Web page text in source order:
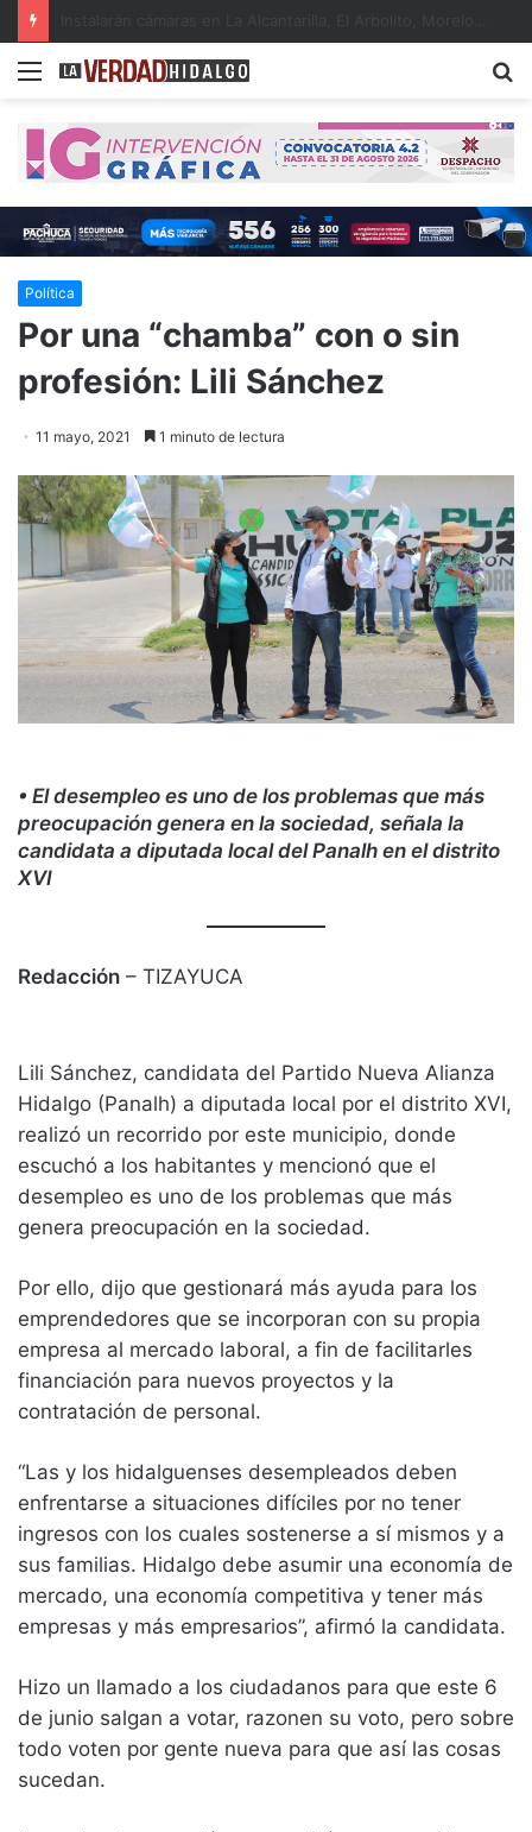
Menu
Política
Por una “chamba” con o sin
profesión: Lili Sánchez
11 mayo, 2021 1 minuto de lectura
• El desempleo es uno de los problemas que más
preocupación genera en la sociedad, señala la
candidata a diputada local del Panalh en el distrito
XVI
Redacción – TIZAYUCA
Lili Sánchez, candidata del Partido Nueva Alianza
Hidalgo (Panalh) a diputada local por el distrito XVI,
realizó un recorrido por este municipio, donde
escuchó a los habitantes y mencionó que el
desempleo es uno de los problemas que más
genera preocupación en la sociedad.
Por ello, dijo que gestionará más ayuda para los
emprendedores que se incorporan con su propia
empresa al mercado laboral, a fin de facilitarles
financiación para nuevos proyectos y la
contratación de personal.
“Las y los hidalguenses desempleados deben
enfrentarse a situaciones difíciles por no tener
ingresos con los cuales sostenerse a sí mismos y a
sus familias. Hidalgo debe asumir una economía de
mercado, una economía competitiva y tener más
empresas y más empresarios”, afirmó la candidata.
Hizo un llamado a los ciudadanos para que este 6
de junio salgan a votar, razonen su voto, pero sobre
todo voten por gente nueva para que así las cosas
sucedan.